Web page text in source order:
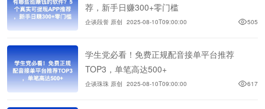
荐，新手日赚300+零门槛
企谈段誉 原创 2025-08-10T09:00:00 505
学生党必看！免费正规配音接单平台推荐
TOP3，单笔高达500+
企谈珠珠 原创 2025-08-10T09:00:00 617